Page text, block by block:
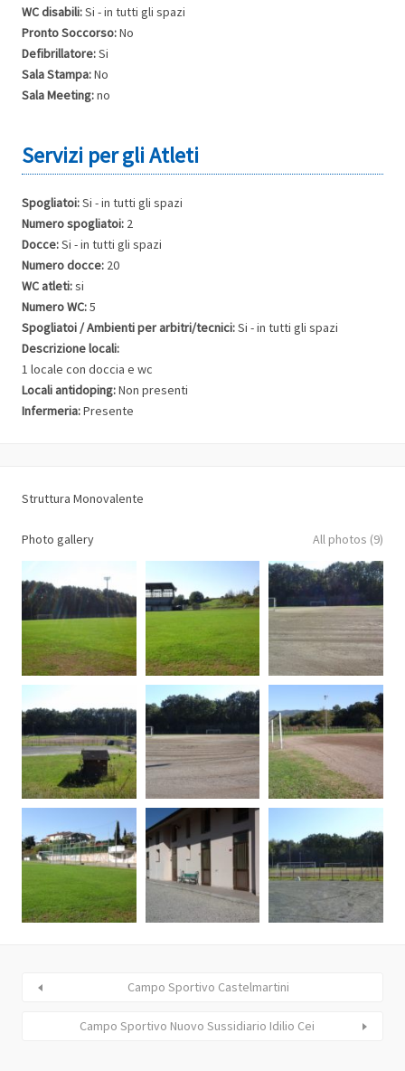
WC disabili:Si - in tutti gli spazi
Pronto Soccorso:No
Defibrillatore:Si
Sala Stampa:No
Sala Meeting:no
Spogliatoi:Si - in tutti gli spazi
Numero spogliatoi: 2
Docce:Si - in tutti gli spazi
Numero docce: 20
WC atleti:si
Numero WC:5
Spogliatoi / Ambienti per arbitri/tecnici:Si - in tutti gli spazi
Descrizione locali:
1 locale con doccia e wc
Locali antidoping:Non presenti
Infermeria:Presente
Struttura Monovalente
Photo gallery All photos (9)
Campo Sportivo Castelmartini
Campo Sportivo Nuovo Sussidiario Idilio Cei